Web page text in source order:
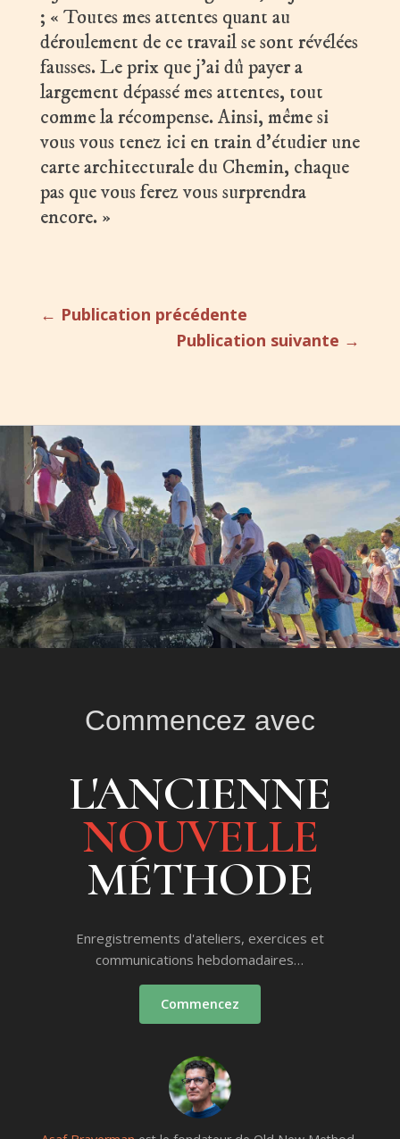
; « Toutes mes attentes quant au
déroulement de ce travail se sont révélées
fausses. Le prix que j’ai dû payer a
largement dépassé mes attentes, tout
comme la récompense. Ainsi, même si
vous vous tenez ici en train d’étudier une
carte architecturale du Chemin, chaque
pas que vous ferez vous surprendra
encore. »
← Publication précédente
Publication suivante →
Commencez avec
L'ANCIENNE
NOUVELLE
MÉTHODE
Enregistrements d'ateliers, exercices et
communications hebdomadaires…
Commencez